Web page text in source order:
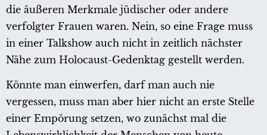
die äußeren Merkmale jüdischer oder andere
verfolgter Frauen waren. Nein, so eine Frage muss
in einer Talkshow auch nicht in zeitlich nächster
Nähe zum Holocaust-Gedenktag gestellt werden.
Könnte man einwerfen, darf man auch nie
vergessen, muss man aber hier nicht an erste Stelle
einer Empörung setzen, wo zunächst mal die